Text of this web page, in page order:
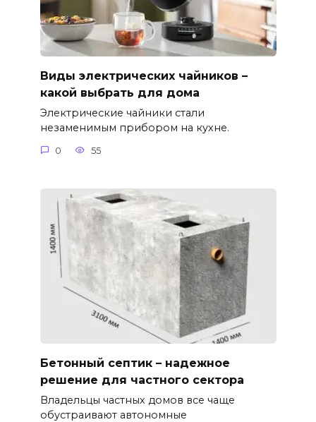
Виды электрических чайников –
какой выбрать для дома
Электрические чайники стали
незаменимым прибором на кухне.
0 55
Бетонный септик – надежное
решение для частного сектора
Владельцы частных домов все чаще
обустраивают автономные